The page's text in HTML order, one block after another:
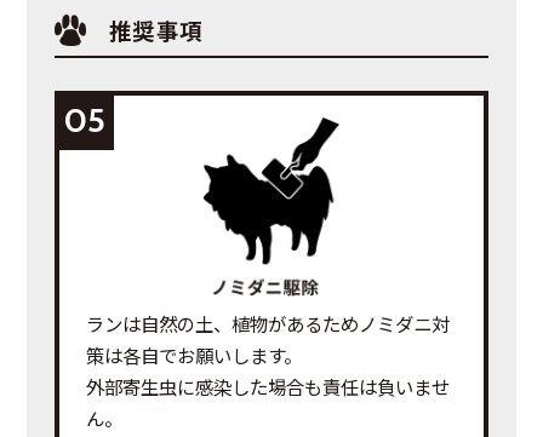
推奨事項
05
ランは自然の土、植物があるためノミダニ対
策は各自でお願いします。
外部寄生虫に感染した場合も責任は負いませ
ん。